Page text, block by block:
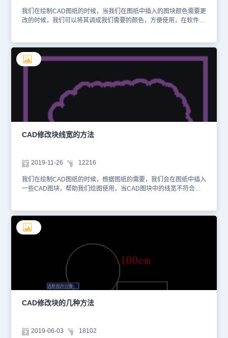
我们在绘制CAD图纸的时候，当我们在图纸中插入的图块颜色需要更
改的时候，我们可以将其调成我们需要的颜色，方便使用，在软件
进行双击操作 3、CAD软件系统会自动弹出“块编辑”的对话框，我们
点击“确定”按钮 4、把块全部选中，使其显示蓝色的夹点，如下图所
示 5、直接点击“特性”中的“颜色”选项，选择自己所需要的颜色，这
中，当cad修改块颜色的时候，我们可以借鉴上述CAD修改块颜色的
方法来操作。今天就介绍这么多了。安装浩辰CAD软件试试吧。更多
CAD教程技巧，可关注浩辰CAD官网进行查看。
CAD修改块线宽的方法
2019-11-26 12216
我们在绘制CAD图纸的时候，根据图纸的需要，我们会在图纸中插入
一些CAD图块，帮助我们绘图使用，当CAD图块中的线宽不符合绘
图形文件 2、使用鼠标双击这个块，系统会自动弹出“块编辑”的对话
框，我们点击“确定”按钮 3、进入到块编辑器中，我们选中整个块。
在命令行中输入PE指令，按下空格键确认 4、根据命令行出现的指
示完成相应的指示，选择块作为对象，再在“输入选项”中输入宽度
W，按下回车键确认 5、根据CAD软件命令行出现的指示输入新宽
度，按下空格键 6、设置完成之后，我们关闭块编辑器，在弹出来的
行结果如下图所示 以上就是在CAD绘图软件中，当图块中的CAD线
宽需要更改的时候，我们可以按照上面的方法，使用CAD修改块线
宽。今天就介绍这么多了。安装浩辰CAD软件试试吧。更多CAD教
程技巧，可关注浩辰CAD官网进行查看。
CAD修改块的几种方法
2019-06-03 18102